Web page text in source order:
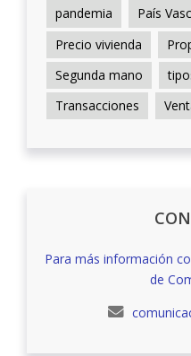
pandemia
País
Precio vivienda
Segunda mano
Transacciones
Para más información
de